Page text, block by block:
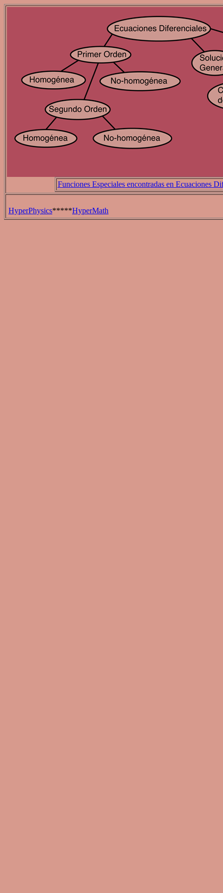
Funciones Especiales encontradas en Ecuaciones
HyperPhysics*****HyperMath